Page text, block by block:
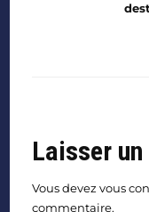
Laisser
Vous devezvous
commentaire.